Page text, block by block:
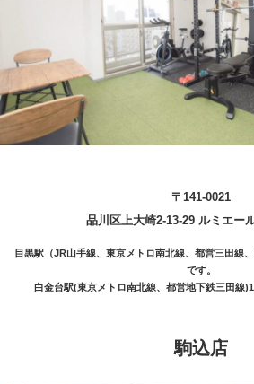
〒141-0021
品川区上大崎2-13-29 ルミエー
目黒駅（JR山手線、東京メトロ南北線、都営三田線
です。
白金台駅(東京メトロ南北線、都営地下鉄三田線
駒込店